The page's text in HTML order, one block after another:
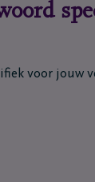
voor jouw